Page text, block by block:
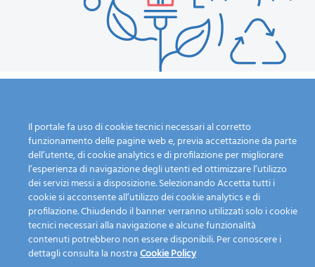
Calendario Raccolta
Guida alla raccolta
differenziata
Dove lo butto?
Fai una segnalazione
Piattaforma ecologica
News
L'azienda
Chi siamo
I nostri servizi
Mission
Personale e mezzi
Modulistica
Lavora con noi
Contatti
Il portale fa uso di cookie tecnici necessari al corretto
funzionamento delle pagine web e, previa accettazione da parte
dell’utente, di cookie analytics e di profilazione per migliorare
l’esperienza di navigazione degli utenti ed ottimizzare l’utilizzo
dei servizi messi a disposizione. Selezionando Accetta tutti i
cookie si acconsente all’utilizzo dei cookie analytics e di
profilazione. Chiudendo il banner verranno utilizzati solo i cookie
tecnici necessari alla navigazione e alcune funzionalità
contenuti potrebbero non essere disponibili. Per conoscere i
dettagli consulta la nostraCookie Policy